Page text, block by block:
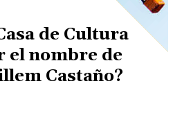
de Cultura
el nombre de
Castaño?